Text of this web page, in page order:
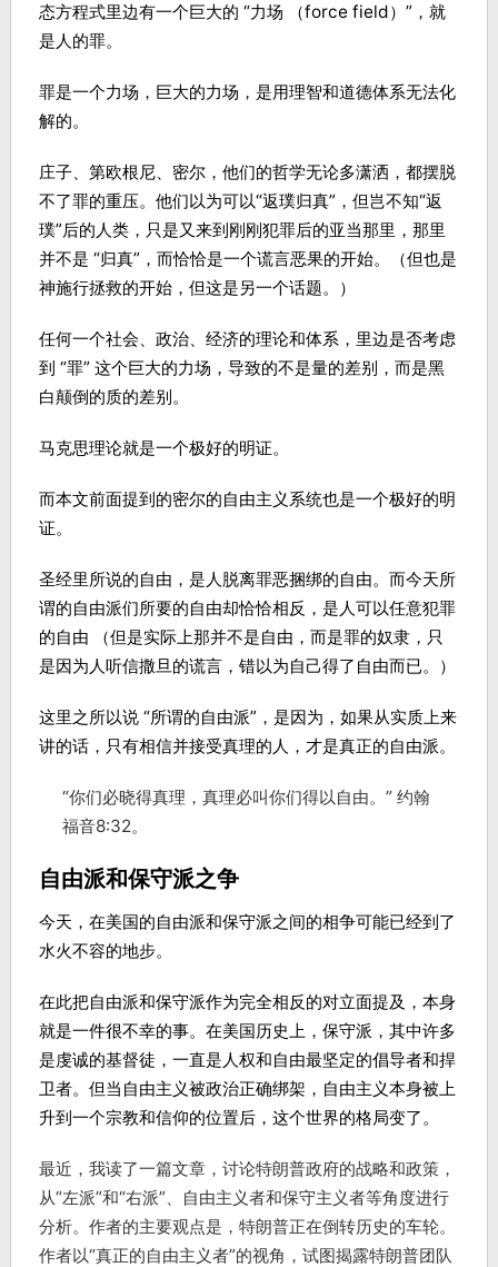
态方程式里边有一个巨大的 “力场 （force field）”，就
是人的罪。
罪是一个力场，巨大的力场，是用理智和道德体系无法化
解的。
庄子、第欧根尼、密尔，他们的哲学无论多潇洒，都摆脱
不了罪的重压。他们以为可以“返璞归真”，但岂不知“返
璞”后的人类，只是又来到刚刚犯罪后的亚当那里，那里
并不是 “归真”，而恰恰是一个谎言恶果的开始。（但也是
神施行拯救的开始，但这是另一个话题。）
任何一个社会、政治、经济的理论和体系，里边是否考虑
到 “罪” 这个巨大的力场，导致的不是量的差别，而是黑
白颠倒的质的差别。
马克思理论就是一个极好的明证。
而本文前面提到的密尔的自由主义系统也是一个极好的明
证。
圣经里所说的自由，是人脱离罪恶捆绑的自由。而今天所
谓的自由派们所要的自由却恰恰相反，是人可以任意犯罪
的自由 （但是实际上那并不是自由，而是罪的奴隶，只
是因为人听信撒旦的谎言，错以为自己得了自由而已。）
这里之所以说 “所谓的自由派”，是因为，如果从实质上来
讲的话，只有相信并接受真理的人，才是真正的自由派。
“你们必晓得真理，真理必叫你们得以自由。” 约翰
福音8:32。
自由派和保守派之争
今天，在美国的自由派和保守派之间的相争可能已经到了
水火不容的地步。
在此把自由派和保守派作为完全相反的对立面提及，本身
就是一件很不幸的事。在美国历史上，保守派，其中许多
是虔诚的基督徒，一直是人权和自由最坚定的倡导者和捍
卫者。但当自由主义被政治正确绑架，自由主义本身被上
升到一个宗教和信仰的位置后，这个世界的格局变了。
最近，我读了一篇文章，讨论特朗普政府的战略和政策，
从“左派”和“右派”、自由主义者和保守主义者等角度进行
分析。作者的主要观点是，特朗普正在倒转历史的车轮。
作者以“真正的自由主义者”的视角，试图揭露特朗普团队